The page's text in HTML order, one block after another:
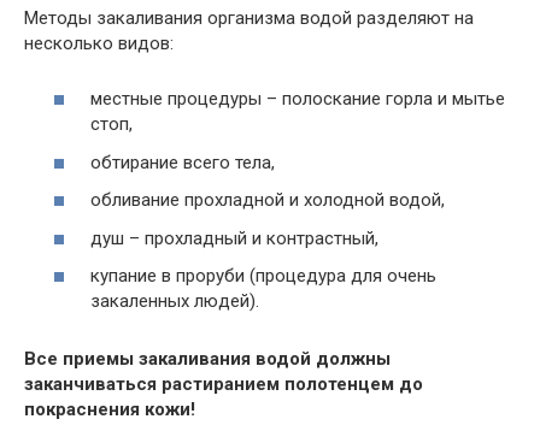
Методы закаливания организма водой разделяют на
несколько видов:
местные процедуры – полоскание горла и мытье
стоп,
обтирание всего тела,
обливание прохладной и холодной водой,
душ – прохладный и контрастный,
купание в проруби (процедура для очень
закаленных людей).
Все приемы закаливания водой должны
заканчиваться растиранием полотенцем до
покраснения кожи!